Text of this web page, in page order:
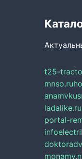
t25-
mnso.ru
ladalike.ru
portal-